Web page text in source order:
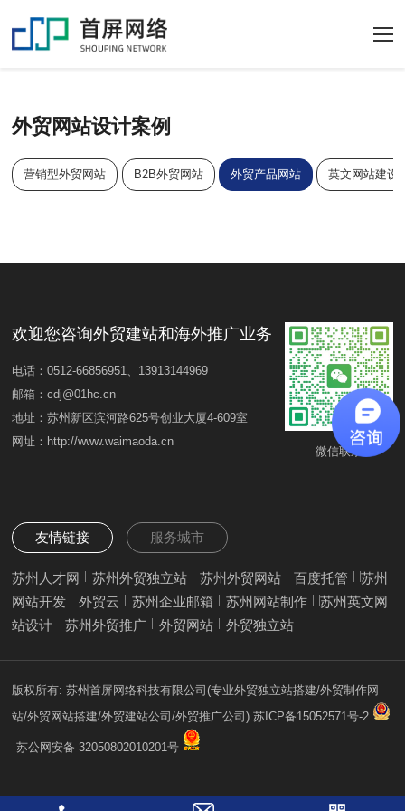
外贸网站设计案例
营销型外贸网站 B2B外贸网站 外贸产品网站 英文网站建设
欢迎您咨询外贸建站和海外推广业务
电话：0512-66856951、13913144969
邮箱：cdj@01hc.cn
地址：苏州新区滨河路625号创业大厦4-609室
网址：http://www.waimaoda.cn
微信联系
友情链接 服务城市
苏州人才网 苏州外贸独立站 苏州外贸网站 百度托管
苏州
网站开发
外贸云 苏州企业邮箱 苏州网站制作
苏州英文网
站设计
苏州外贸推广 外贸网站 外贸独立站
版权所有: 苏州首屏网络科技有限公司(专业外贸独立站搭建/外贸制作网
站/外贸网站搭建/外贸建站公司/外贸推广公司)苏ICP备15052571号-2
苏公网安备 32050802010201号